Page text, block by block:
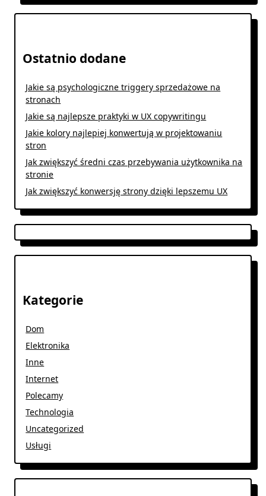
Ostatnio dodane
Jakie są psychologiczne triggery sprzedażowe na
stronach
Jakie są najlepsze praktyki w UX copywritingu
Jakie kolory najlepiej konwertują w projektowaniu
stron
Jak zwiększyć średni czas przebywania użytkownika na
stronie
Jak zwiększyć konwersję strony dzięki lepszemu UX
Kategorie
Dom
Elektronika
Inne
Internet
Polecamy
Technologia
Uncategorized
Usługi